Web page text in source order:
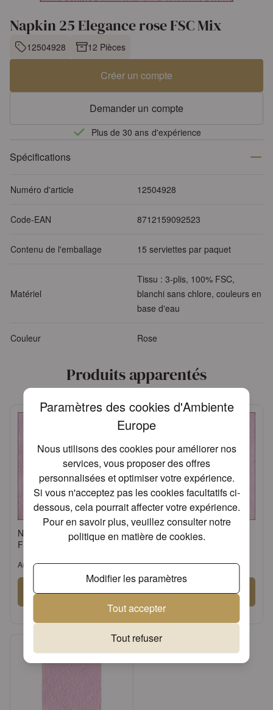
Paramètres des cookies d'Ambiente
Europe
Nous utilisons des cookies pour améliorer nos
services, vous proposer des offres
personnalisées et optimiser votre expérience.
Si vous n'acceptez pas les cookies facultatifs ci-
dessous, cela pourrait affecter votre expérience.
Pour en savoir plus, veuillez consulter notre
politique en matière de cookies.
Modifier les paramètres
Tout accepter
Tout refuser
Napkin 25 Elegance rose FSC Mix
12504928 12 Pièces
Créer un compte
Demander un compte
Plus de 30 ans d'expérience
Spécifications
Numéro d'article 12504928
Code-EAN 8712159092523
Contenu de l'emballage 15 serviettes par paquet
Matériel
Tissu : 3-plis, 100% FSC,
blanchi sans chlore, couleurs en
base d'eau
Couleur Rose
Produits apparentés
Napkin 33 Elegance rose
FSC Mix
Article: 13304928
Se connecter
Demander un compte
Napkin 40 Elegance rose
Article: 14004928
Se connecter
ouDemander un compte